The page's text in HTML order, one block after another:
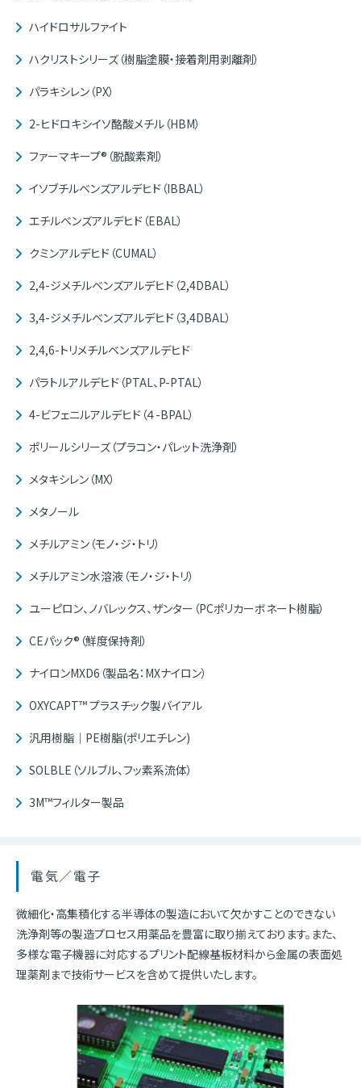
ハイドロサルファイト
ハクリストシリーズ（樹脂塗膜・接着剤用剥離剤）
パラキシレン（PX）
2-ヒドロキシイソ酪酸メチル（HBM）
ファーマキープ®（脱酸素剤）
イソブチルベンズアルデヒド（IBBAL）
エチルベンズアルデヒド（EBAL）
クミンアルデヒド（CUMAL）
2,4-ジメチルベンズアルデヒド（2,4DBAL）
3,4-ジメチルベンズアルデヒド（3,4DBAL）
2,4,6-トリメチルベンズアルデヒド
パラトルアルデヒド（PTAL、P-PTAL）
4-ビフェニルアルデヒド（４-BPAL）
ポリールシリーズ（プラコン・パレット洗浄剤）
メタキシレン（MX）
メタノール
メチルアミン（モノ・ジ・トリ）
メチルアミン水溶液（モノ・ジ・トリ）
ユーピロン、ノバレックス、ザンター（PCポリカーボネート樹脂）
CEパック®（鮮度保持剤）
ナイロンMXD6（製品名：MXナイロン）
OXYCAPT™ プラスチック製バイアル
汎用樹脂｜PE樹脂(ポリエチレン)
SOLBLE（ソルブル、フッ素系流体）
3M™フィルター製品
電気／電子
微細化・高集積化する半導体の製造において欠かすことのできない
洗浄剤等の製造プロセス用薬品を豊富に取り揃えております。また、
多様な電子機器に対応するプリント配線基板材料から金属の表面処
理薬剤まで技術サービスを含めて提供いたします。